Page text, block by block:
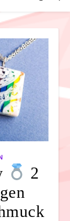
2